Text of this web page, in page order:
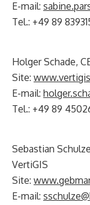
E-mail:
Tel.: +49 89
Holger Schade,
Site:
E-mail:
Tel.: +49 89
Sebastian
VertiGIS
Site:
E-mail: